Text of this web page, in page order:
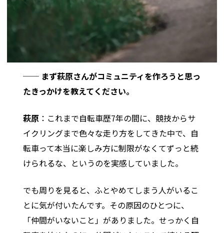
── まず萩原さんがコミュニティを作ろうと思っ
たきっかけを教えてください。
萩原 ：これまで自転車歴7年の間に、競技からサ
イクリングまで色々な走り方をしてきた中で、自
転車って本当に楽しみ方に制限がなくてずっと続
けられるな、というのを実感していました。
でも周りを見ると、ふとやめてしまう人がいるこ
とに気が付いたんです。その原因のひとつに、
「仲間がいないこと」がありました。せっかく自